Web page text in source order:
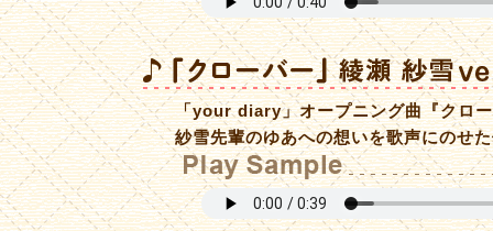
「your diary」オープニング曲『クロ
紗雪先輩のゆあへの想いを歌声にのせ